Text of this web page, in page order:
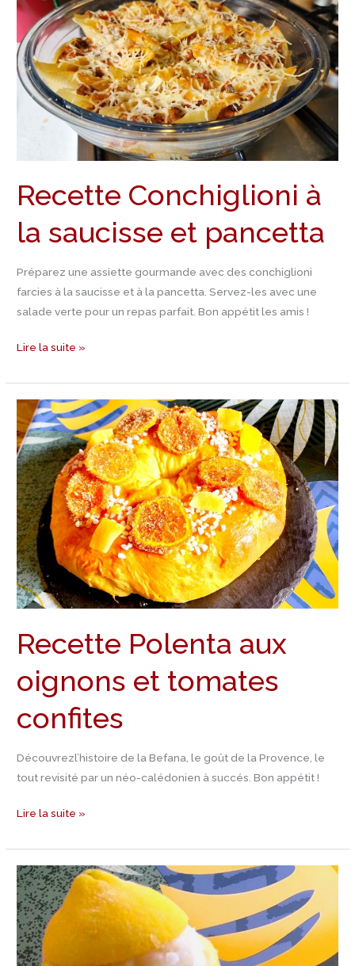
Recette Conchiglioni à
la saucisse et pancetta
Préparez une assiette gourmande avec des conchiglioni
farcies à la saucisse et à la pancetta. Servez-les avec une
salade verte pour un repas parfait. Bon appétit les amis !
Conchiglioni
la
saucisse
et
pancetta
Lire la suite »
Recette Polenta aux
oignons et tomates
confites
Découvrezl’histoire de la Befana, le goût de la Provence, le
tout revisité par un néo-calédonien à succés. Bon appétit !
Recette
Polenta
aux
oignons
et
tomates
confites
Lire la suite »
Recette
de
glace
aux
citrons